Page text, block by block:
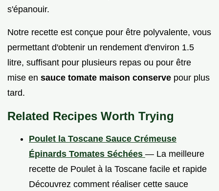
s'épanouir.
Notre recette est conçue pour être polyvalente, vous
permettant d'obtenir un rendement d'environ 1.5
litre, suffisant pour plusieurs repas ou pour être
mise en sauce tomate maison conserve pour plus
tard.
Related Recipes Worth Trying
Poulet la Toscane Sauce Crémeuse
Épinards Tomates Séchées — La meilleure
recette de Poulet à la Toscane facile et rapide
Découvrez comment réaliser cette sauce